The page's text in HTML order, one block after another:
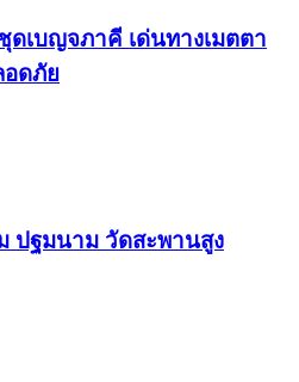
ดเบญจ​ภาคี​ เด่นทางเมตตา​
ดภัย​
ปฐม​นาม​ วัดสะพานสูง​